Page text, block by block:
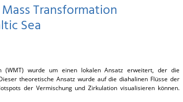
Transformation
Sea
(WMT) wurde um einen lokalen Ansatz erweitert, der die
theoretische Ansatz wurde auf die diahalinen Flüsse der
der Vermischung und Zirkulation visualisieren können.